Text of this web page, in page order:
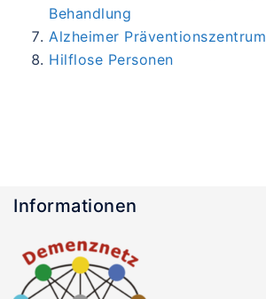
Behandlung
Alzheimer Präventionszentrum
Hilflose Personen
Informationen